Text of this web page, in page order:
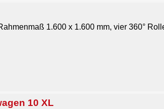
1.600 x 1.600 mm, vier 360°
10 XL